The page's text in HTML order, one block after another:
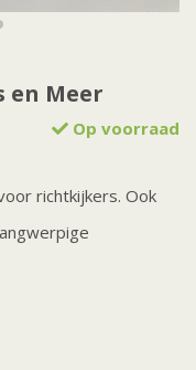
en Meer
Op voorraad
richtkijkers. Ook